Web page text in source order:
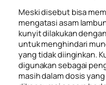
Meski disebut bisa
mengatasi asam
kunyit dilakukan
untuk menghindari
yang tidak diinginkan.
digunakan sebagai
masih dalam dosis